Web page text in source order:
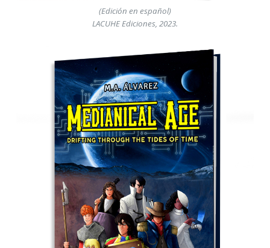
(Edición en español)
LACUHE Ediciones, 2023.